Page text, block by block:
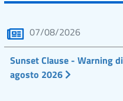
07/08/2026
Sunset Clause - Warning
agosto 2026